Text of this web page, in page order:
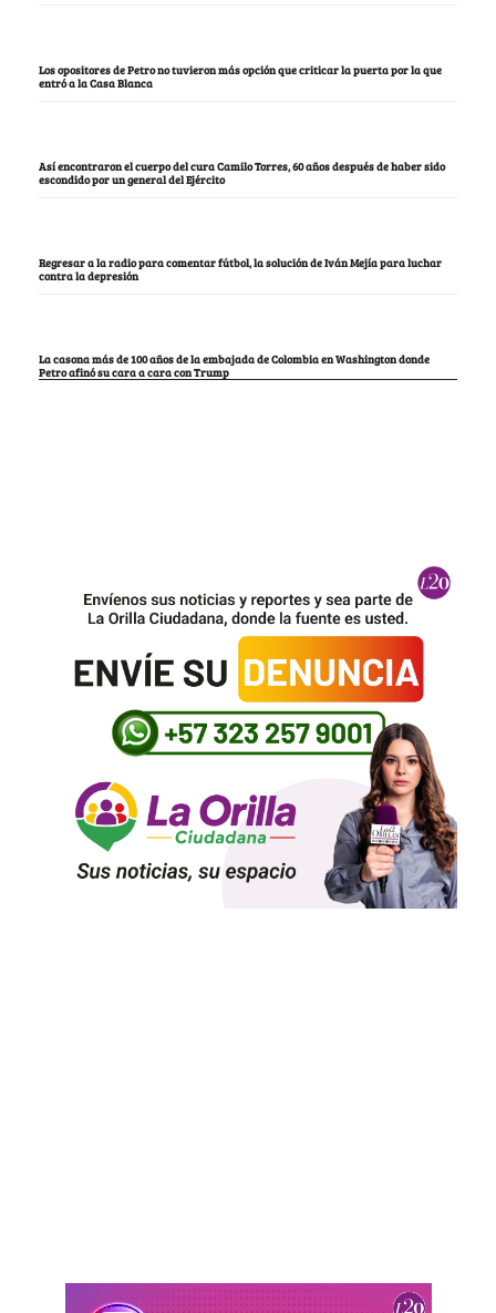
Los opositores de Petro no tuvieron más opción que criticar la puerta por la que
entró a la Casa Blanca
Así encontraron el cuerpo del cura Camilo Torres, 60 años después de haber sido
escondido por un general del Ejército
Regresar a la radio para comentar fútbol, la solución de Iván Mejía para luchar
contra la depresión
La casona más de 100 años de la embajada de Colombia en Washington donde
Petro afinó su cara a cara con Trump